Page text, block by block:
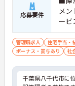
【残業月4.3時間
職場です】
・賞与年2回・定
宅手当など各種手
・残業は月平均4.3
おり、有給休暇取
・年間休日111日
り、有給と組み合
応募要件
メ
ービ
ム）
管理職求人 住宅手当・
ボーナス・賞与あり
社
千葉県八千代市に